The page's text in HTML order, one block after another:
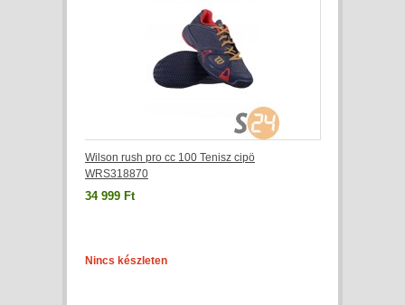
Wilson rush pro cc 100 Tenisz cipö
WRS318870
34 999 Ft
Nincs készleten